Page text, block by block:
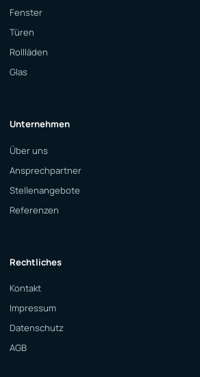
Fenster
Türen
Rollläden
Glas
Unternehmen
Über uns
Ansprechpartner
Stellenangebote
Referenzen
Rechtliches
Kontakt
Impressum
Datenschutz
AGB